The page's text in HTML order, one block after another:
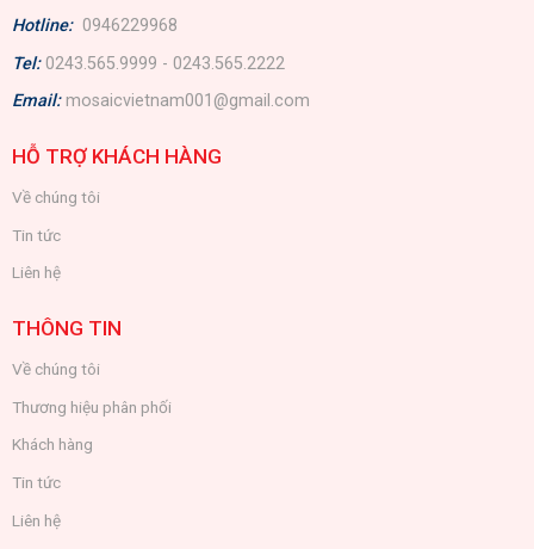
Hotline: 0946229968
Tel: 0243.565.9999 - 0243.565.2222
Email: mosaicvietnam001@gmail.com
HỖ TRỢ KHÁCH HÀNG
Về chúng tôi
Tin tức
Liên hệ
THÔNG TIN
Về chúng tôi
Thương hiệu phân phối
Khách hàng
Tin tức
Liên hệ